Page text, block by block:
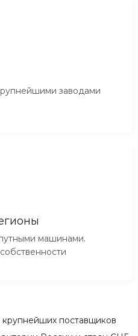
заводами
машинами.
поставщиков